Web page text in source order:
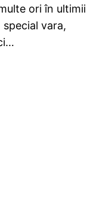
ori în ultimii
vara,